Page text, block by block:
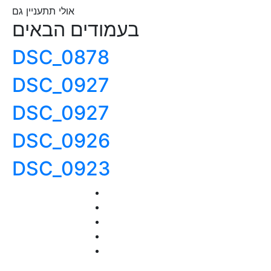
אולי תתעניין גם
בעמודים הבאים
DSC_0878
DSC_0927
DSC_0927
DSC_0926
DSC_0923